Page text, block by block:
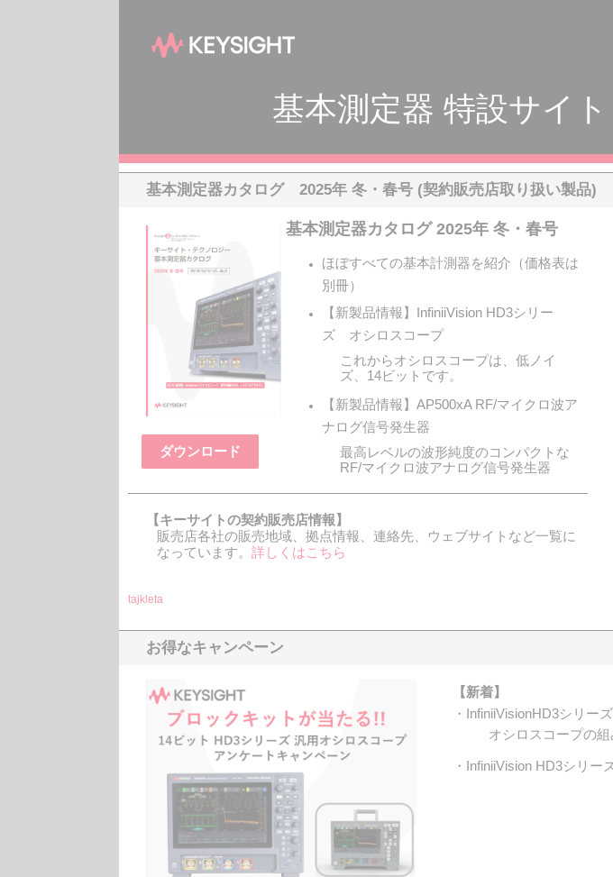
基本測定器 特設サイ
基本測定器カタログ 2025年 冬・春号 (契約販売店取り扱い製品)
ダウンロード
基本測定器カタログ 2025年 冬・春号
ほぼすべての基本計測器を紹介（価格表は
別冊）
【新製品情報】InfiniiVision HD3シリー
ズ オシロスコープ
これからオシロスコープは、低ノイ
ズ、14ビットです。
【新製品情報】AP500xA RF/マイクロ波ア
ナログ信号発生器
最高レベルの波形純度のコンパクトな
RF/マイクロ波アナログ信号発生器
【キーサイトの契約販売店情報】
販売店各社の販売地域、拠点情報、連絡先、ウェブサイトなど一覧に
なっています。 詳しくはこちら
tajkleta
お得なキャンペーン
【新着】
・InfiniiVisionHD3シリー
オシロスコープの組
・InfiniiVision HD3シリー